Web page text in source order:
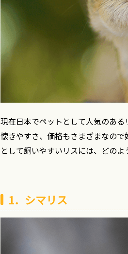
現在日本でペットとして人気のあ
懐きやすさ、価格もさまざまなの
として飼いやすいリスには、どの
1．シマリス